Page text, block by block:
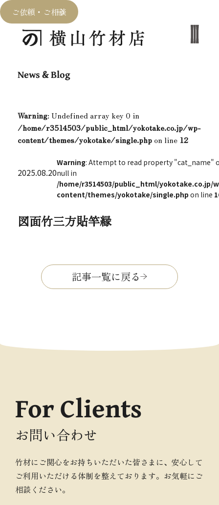
ご依頼・ご相談
News & Blog
Warning: Undefined array key 0 in
/home/r3514503/public_html/yokotake.co.jp/wp-
content/themes/yokotake/single.phpon line 12
2025.08.20
Warning: Attempt to read property "cat_name"
null in
/home/r3514503/public_html/yokotake.co.jp/
content/themes/yokotake/single.php on line
図面竹三方貼竿縁
記事一覧に戻る
For Clients
お問い合わせ
竹材にご関心をお持ちいただいた皆さまに、安心して
ご利用いただける体制を整えております。お気軽にご
相談ください。